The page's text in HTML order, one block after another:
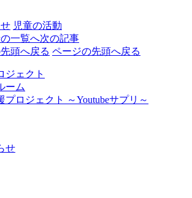
児童の活動
一覧へ次の記事
頭へ戻る ページの先頭へ戻る
せ